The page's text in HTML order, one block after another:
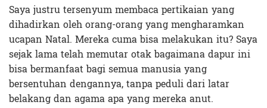
Saya justru tersenyum membaca pertikaian yang
dihadirkan oleh orang-orang yang mengharamkan
ucapan Natal. Mereka cuma bisa melakukan itu? Saya
sejak lama telah memutar otak bagaimana dapur ini
bisa bermanfaat bagi semua manusia yang
bersentuhan dengannya, tanpa peduli dari latar
belakang dan agama apa yang mereka anut.